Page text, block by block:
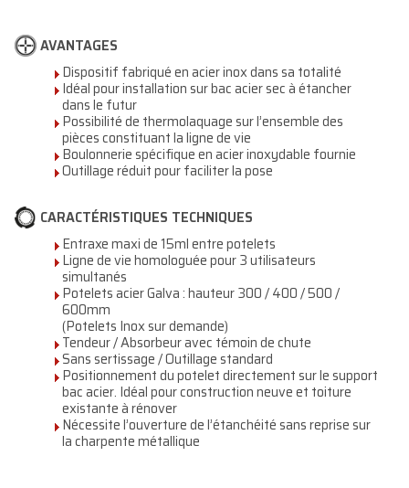
AVANTAGES
Dispositif fabriqué en acier inox dans sa totalité
Idéal pour installation sur bac acier sec à étancher
dans le futur
Possibilité de thermolaquage sur l’ensemble des
pièces constituant la ligne de vie
Boulonnerie spécifique en acier inoxydable fournie
Outillage réduit pour faciliter la pose
CARACTÉRISTIQUES TECHNIQUES
Entraxe maxi de 15ml entre potelets
Ligne de vie homologuée pour 3 utilisateurs
simultanés
Potelets acier Galva : hauteur 300 / 400 / 500 /
600mm
(Potelets Inox sur demande)
Tendeur / Absorbeur avec témoin de chute
Sans sertissage / Outillage standard
Positionnement du potelet directement sur le support
bac acier. Idéal pour construction neuve et toiture
existante à rénover
Nécessite l’ouverture de l’étanchéité sans reprise sur
la charpente métallique